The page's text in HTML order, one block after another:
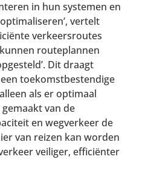
in hun systemen en
vertelt
verkeersroutes
routeplannen
Dit draagt
toekomstbestendige
als er optimaal
van de
en wegverkeer de
van reizen kan worden
veiliger, efficiënter